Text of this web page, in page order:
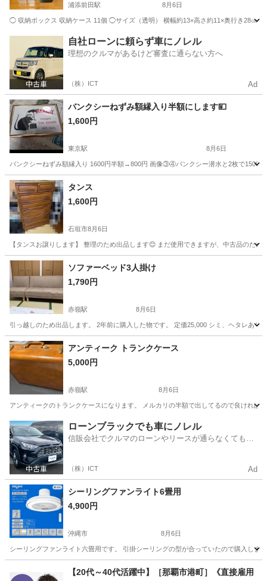
浦添前田駅 8月6日
◯ 収納ボックス 収納ケース 11個 ◯サイズ（透明） 横幅約13×高さ約11×奥行き28㎝
浦添前田駅 収納家具
自社ローンに頼らず車にノレル
理想のクルマがあるけど審査に通らない方へ
（株）ICT Ad
バンクシーねずみ額縁入り半額にします💴
1,600円
東京駅 8月6日
バンクシーねずみ額縁入り 1600円半額→800円 画像③④バンクシー潜水と2枚で1500円
沖縄 宜野湾市 タンス
1,600円
石垣市8月6日
【タンスお譲りします】 整理のため出品します😊 まだ使用できますが、中古品のた
沖縄 石垣市
ソファーベッド3人掛け
1,790円
赤嶺駅 8月6日
引っ越しのため出品します。 2年前に購入した物です。 定価25,000 シミ、ヘタレあ
沖縄 糸満市 ベッド
アンティーク トランクケース
5,000円
赤嶺駅 8月6日
アンティークのトランクケースになります。 メルカリの半額で出してるので良ければ
沖縄 那覇市 赤嶺駅 インテリア雑貨/小物
ローンブラックでも車にノレル
信販会社でクルマのローンやリースが通らなくてもク
（株）ICT Ad
シーリングファンライト6畳用
4,900円
沖縄市 8月6日
シーリングファンライト六畳用です。 引掛シーリングの型が合っていたので購入し
照明器具
【20代～40代活躍中】［那覇市港町］《直接雇用